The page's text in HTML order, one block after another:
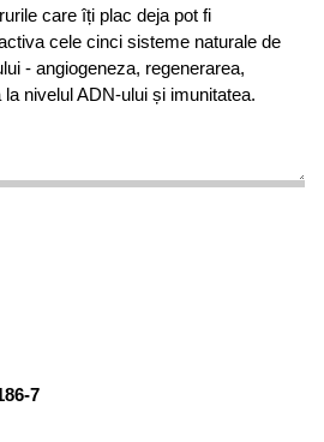
care îți plac deja pot fi
cele cinci sisteme naturale de
- angiogeneza, regenerarea,
nivelul ADN-ului și imunitatea.
7